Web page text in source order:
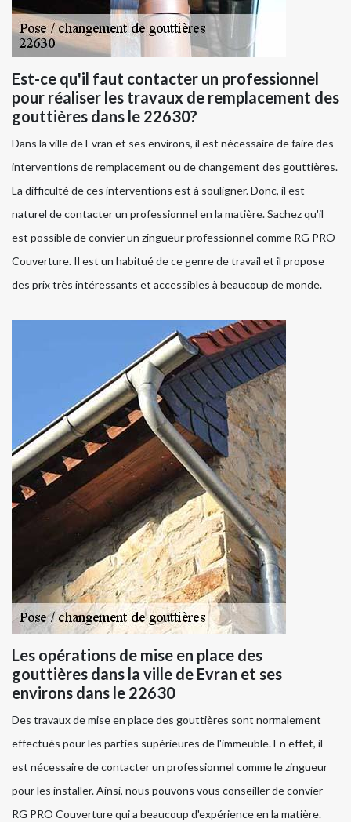
Est-ce qu'il faut contacter un professionnel
pour réaliser les travaux de remplacement des
gouttières dans le 22630?
Dans la ville de Evran et ses environs, il est nécessaire de faire des
interventions de remplacement ou de changement des gouttières.
La difficulté de ces interventions est à souligner. Donc, il est
naturel de contacter un professionnel en la matière. Sachez qu'il
est possible de convier un zingueur professionnel comme RG PRO
Couverture. Il est un habitué de ce genre de travail et il propose
des prix très intéressants et accessibles à beaucoup de monde.
Les opérations de mise en place des
gouttières dans la ville de Evran et ses
environs dans le 22630
Des travaux de mise en place des gouttières sont normalement
effectués pour les parties supérieures de l'immeuble. En effet, il
est nécessaire de contacter un professionnel comme le zingueur
pour les installer. Ainsi, nous pouvons vous conseiller de convier
RG PRO Couverture qui a beaucoup d'expérience en la matière.